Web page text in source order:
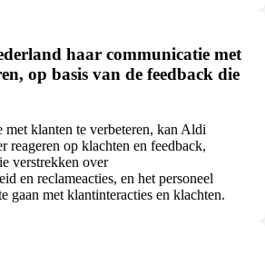
haar communicatie met
op basis van de feedback die
met klanten te verbeteren, kan Aldi
reageren op klachten en feedback,
verstrekken over
en reclameacties, en het personeel
gaan met klantinteracties en klachten.